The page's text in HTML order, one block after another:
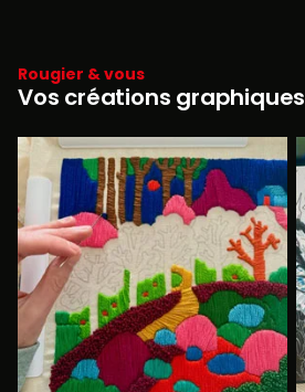
Rougier & vous
Vos créations graphiques